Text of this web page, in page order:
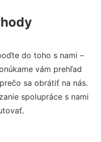
do toho s nami –
vám prehľad
sa obrátiť na nás.
spolupráce s nami